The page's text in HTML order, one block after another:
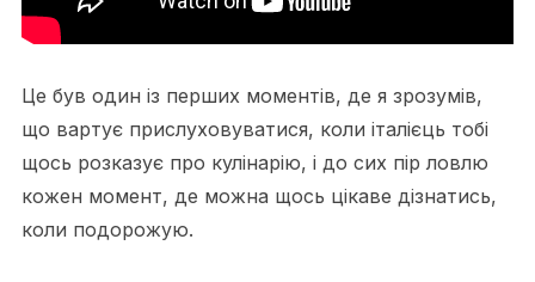
Це був один із перших моментів, де я зрозумів,
що вартує прислуховуватися, коли італієць тобі
щось розказує про кулінарію, і до сих пір ловлю
кожен момент, де можна щось цікаве дізнатись,
коли подорожую.